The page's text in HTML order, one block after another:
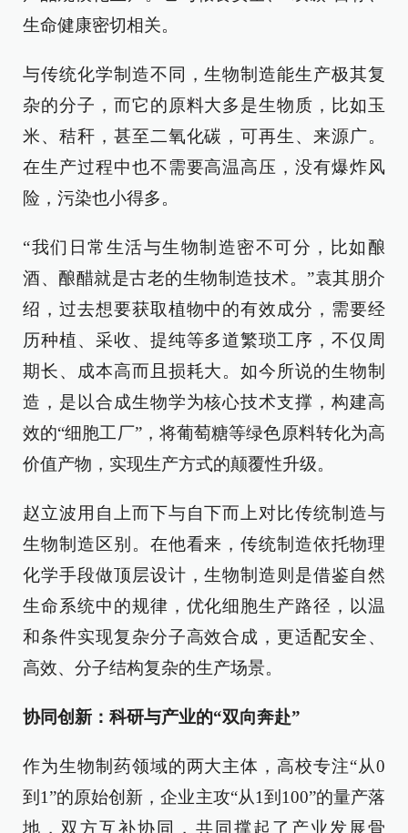
生命健康密切相关。
与传统化学制造不同，生物制造能生产极其复
杂的分子，而它的原料大多是生物质，比如玉
米、秸秆，甚至二氧化碳，可再生、来源广。
在生产过程中也不需要高温高压，没有爆炸风
险，污染也小得多。
“我们日常生活与生物制造密不可分，比如酿
酒、酿醋就是古老的生物制造技术。”袁其朋介
绍，过去想要获取植物中的有效成分，需要经
历种植、采收、提纯等多道繁琐工序，不仅周
期长、成本高而且损耗大。如今所说的生物制
造，是以合成生物学为核心技术支撑，构建高
效的“细胞工厂”，将葡萄糖等绿色原料转化为高
价值产物，实现生产方式的颠覆性升级。
赵立波用自上而下与自下而上对比传统制造与
生物制造区别。在他看来，传统制造依托物理
化学手段做顶层设计，生物制造则是借鉴自然
生命系统中的规律，优化细胞生产路径，以温
和条件实现复杂分子高效合成，更适配安全、
高效、分子结构复杂的生产场景。
协同创新：科研与产业的“双向奔赴”
作为生物制药领域的两大主体，高校专注“从0
到1”的原始创新，企业主攻“从1到100”的量产落
地，双方互补协同，共同撑起了产业发展骨